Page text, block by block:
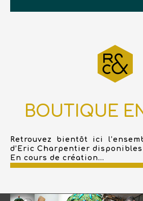
BOUTIQUE
Retrouvez bientôt ici
d’Eric Charpentier
En cours de création...